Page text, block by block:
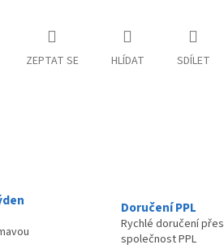
ZEPTAT SE HLÍDAT SDÍLET
Doručení PPL
Rychlé doručení přes
společnost PPL